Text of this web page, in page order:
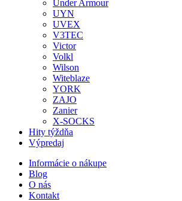
Under Armour
UYN
UVEX
V3TEC
Victor
Volkl
Wilson
Witeblaze
YORK
ZAJO
Zanier
X-SOCKS
Hity týždňa
Výpredaj
Informácie o nákupe
Blog
O nás
Kontakt